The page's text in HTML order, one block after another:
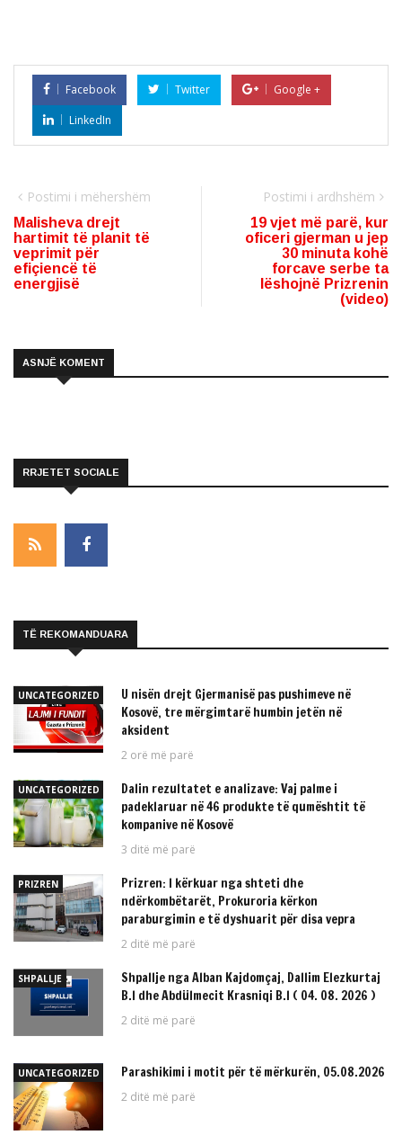
Facebook Twitter
Google +
LinkedIn
Postimi i mëhershëm
Malisheva drejt
hartimit të planit të
veprimit për
efiçiencë të
energjisë
Postimi i ardhshëm
19 vjet më parë, kur
oficeri gjerman u jep
30 minuta kohë
forcave serbe ta
lëshojnë Prizrenin
(video)
ASNJË KOMENT
RRJETET SOCIALE
TË REKOMANDUARA
UNCATEGORIZED
U nisën drejt Gjermanisë pas pushimeve në
Kosovë, tre mërgimtarë humbin jetën në
aksident
2 orë më parë
UNCATEGORIZED
Dalin rezultatet e analizave: Vaj palme i
padeklaruar në 46 produkte të qumështit të
kompanive në Kosovë
3 ditë më parë
PRIZREN
Prizren: I kërkuar nga shteti dhe
ndërkombëtarët, Prokuroria kërkon
paraburgimin e të dyshuarit për disa vepra
2 ditë më parë
SHPALLJE
Shpallje nga Alban Kajdomçaj, Dallim Elezkurtaj
B.I dhe Abdülmecit Krasniqi B.I ( 04. 08. 2026 )
2 ditë më parë
UNCATEGORIZED Parashikimi i motit për të mërkurën, 05.08.2026
2 ditë më parë